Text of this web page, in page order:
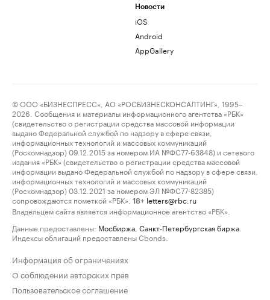
Новости
iOS
Android
AppGallery
© ООО «БИЗНЕСПРЕСС», АО «РОСБИЗНЕСКОНСАЛТИНГ», 1995–
2026. Сообщения и материалы информационного агентства «РБК»
(свидетельство о регистрации средства массовой информации
выдано Федеральной службой по надзору в сфере связи,
информационных технологий и массовых коммуникаций
(Роскомнадзор) 09.12.2015 за номером ИА №ФС77-63848) и сетевого
издания «РБК» (свидетельство о регистрации средства массовой
информации выдано Федеральной службой по надзору в сфере связи,
информационных технологий и массовых коммуникаций
(Роскомнадзор) 03.12.2021 за номером ЭЛ №ФС77-82385)
сопровождаются пометкой «РБК».
18+ letters@rbc.ru
Владельцем сайта является информационное агентство «РБК».
Данные предоставлены: Мосбиржа Санкт-Петербургская биржа
Индексы облигаций предоставлены Cbonds.
Информация об ограничениях
О соблюдении авторских прав
Пользовательское соглашение